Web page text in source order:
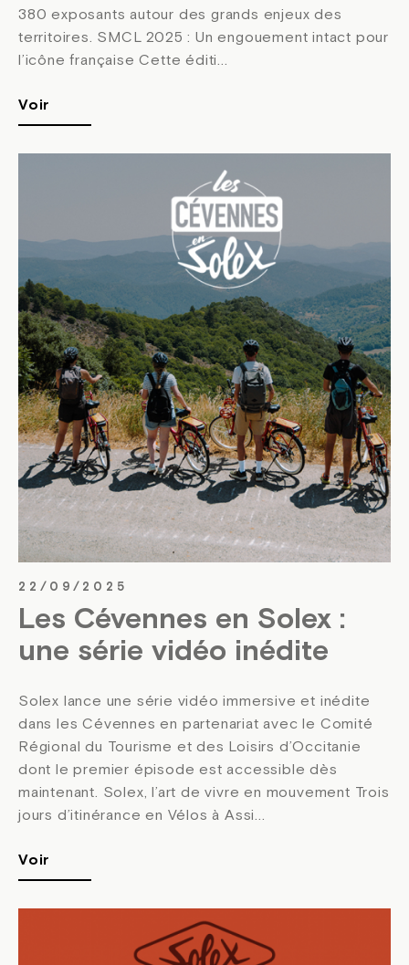
380 exposants autour des grands enjeux des
territoires. SMCL 2025 : Un engouement intact pour
l’icône française Cette éditi...
Voir
22/09/2025
Les Cévennes en Solex :
une série vidéo inédite
Solex lance une série vidéo immersive et inédite
dans les Cévennes en partenariat avec le Comité
Régional du Tourisme et des Loisirs d’Occitanie
dont le premier épisode est accessible dès
maintenant. Solex, l’art de vivre en mouvement Trois
jours d’itinérance en Vélos à Assi...
Voir